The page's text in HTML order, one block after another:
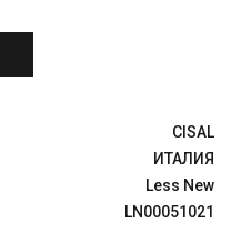
CISAL
ИТАЛИЯ
Less New
LN00051021